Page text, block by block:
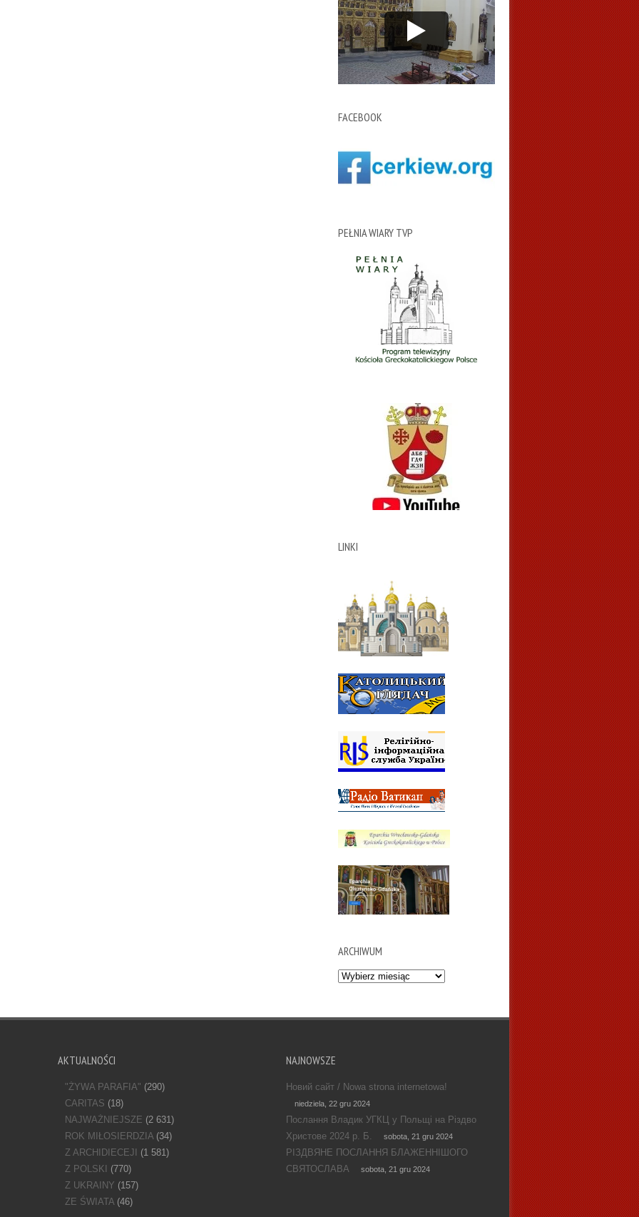
FACEBOOK
PEŁNIA WIARY TVP
LINKI
ARCHIWUM
Archiwum
AKTUALNOŚCI
"ŻYWA PARAFIA" (290)
CARITAS (18)
NAJWAŻNIEJSZE (2 631)
ROK MIŁOSIERDZIA(34)
Z ARCHIDIECEJI
(1 581)
Z POLSKI
(770)
Z UKRAINY (157)
ZE ŚWIATA(46)
NAJNOWSZE
Новий сайт / Nowa strona internetowa!
niedziela, 22 gru 2024
Послання Владик УГКЦ у Польщі на Різдво
Христове 2024 р. Б.
sobota, 21 gru 2024
РІЗДВЯНЕ ПОСЛАННЯ БЛАЖЕННІШОГО
СВЯТОСЛАВА
sobota, 21 gru 2024